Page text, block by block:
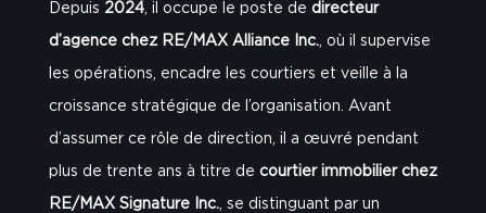
Depuis 2024, il occupe le poste de directeur
d’agence chez RE/MAX Alliance Inc., où il supervise
les opérations, encadre les courtiers et veille à la
croissance stratégique de l’organisation. Avant
d’assumer ce rôle de direction, il a œuvré pendant
plus de trente ans à titre de courtier immobilier chez
RE/MAX Signature Inc., se distinguant par un